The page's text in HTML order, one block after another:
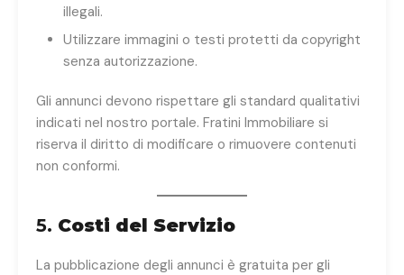
illegali.
Utilizzare immagini o testi protetti da copyright
senza autorizzazione.
Gli annunci devono rispettare gli standard qualitativi
indicati nel nostro portale. Fratini Immobiliare si
riserva il diritto di modificare o rimuovere contenuti
non conformi.
5. Costi del Servizio
La pubblicazione degli annunci è gratuita per gli